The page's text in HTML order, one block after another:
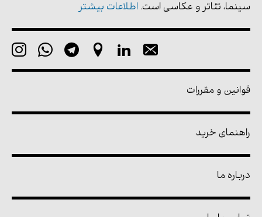
سینما، تئاتر و عکاسی است. اطلاعات بیشتر
قوانین و مقررات
راهنمای خرید
درباره ما